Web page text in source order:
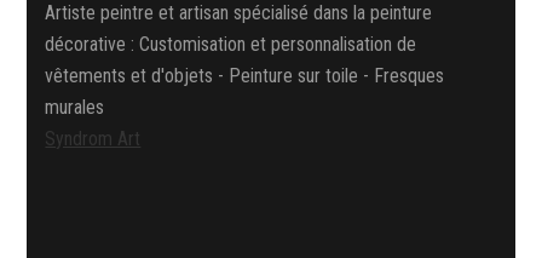
Artiste peintre et artisan spécialisé dans la peinture
décorative : Customisation et personnalisation de
vêtements et d'objets - Peinture sur toile - Fresques
murales
Syndrom Art